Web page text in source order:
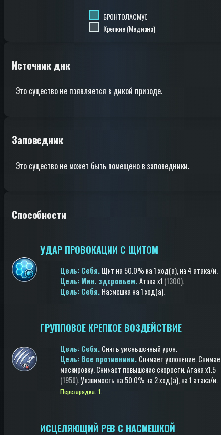
БРОНТОЛАСМУС
Крепкие (Медиана)
Источник днк
Это существо не появляется в дикой природе.
Заповедник
Это существо не может быть помещено в заповедники.
Способности
УДАР ПРОВОКАЦИИ С ЩИТОМ
Цель: Cебя. Щит на 50.0% на 1 ход(a), на 4 атака/и.
Цель: Мин. здоровьем.Атакаx1 (1300).
Цель: Cебя. Насмешка на 1 ход(a).
ГРУППОВОЕ КРЕПКОЕ ВОЗДЕЙСТВИЕ
Цель: Cебя. Снять уменьшенный урон.
Цель: Все противники. Снимает уклонение.
маскировку.Снимает повышение скорости.Атакаx1.5
(1950).Уязвимость на 50.0% на 2 ход(a), на 1 атака/и.
Перезарядка: 1.
ИСЦЕЛЯЮЩИЙ РЕВ С НАСМЕШКОЙ